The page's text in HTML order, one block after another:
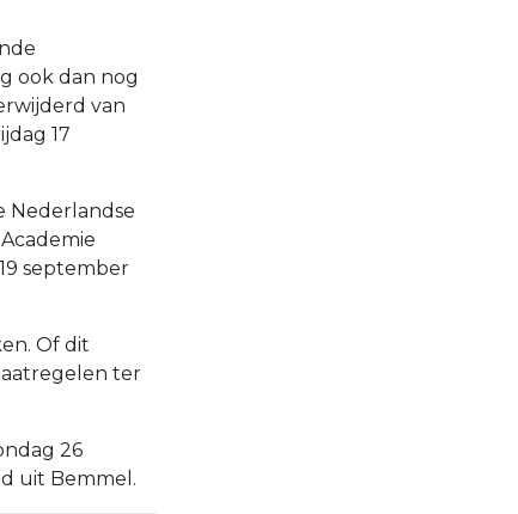
ook dan nog
van
17
Nederlandse
september
Of dit
ter
26
uit Bemmel.